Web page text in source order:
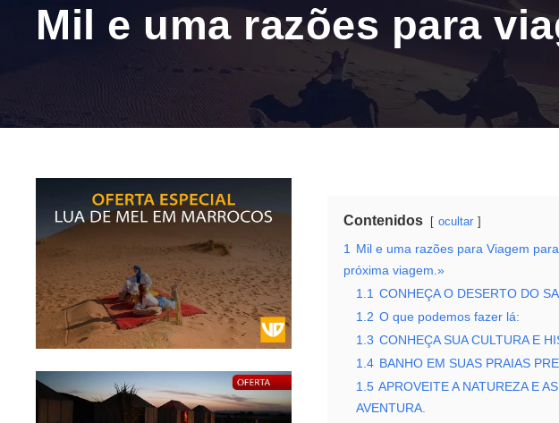
Mil e uma razões para
Contenidos ocultar
1
Mil e uma razões para Viagem
próxima viagem.»
1.1 CONHEÇA O DESERTO DO
1.2 O que podemos fazer lá:
1.3 CONHEÇA SUA CULTURA E
1.4 BANHO EM SUAS PRAIAS
1.5 APROVEITE A NATUREZA E
AVENTURA.